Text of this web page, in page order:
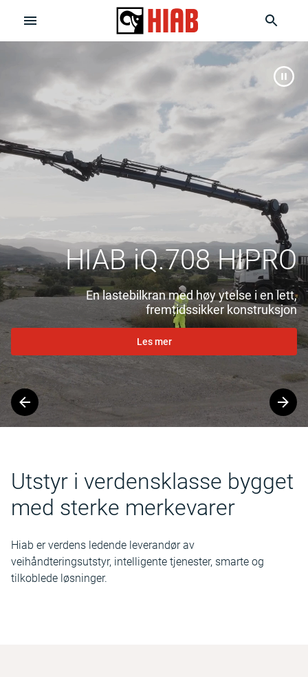
HIAB iQ.708 HIPRO
En lastebilkran med høy ytelse i en lett,
fremtidssikker konstruksjon
Les mer
Utstyr i verdensklasse bygget
med sterke merkevarer
Hiab er verdens ledende leverandør av
veihåndteringsutstyr, intelligente tjenester, smarte og
tilkoblede løsninger.